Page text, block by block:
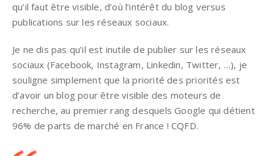
qu’il faut être visible, d’où l’intérêt du blog versus
publications sur les réseaux sociaux.
Je ne dis pas qu’il est inutile de publier sur les réseaux
sociaux (Facebook, Instagram, Linkedin, Twitter, …), je
souligne simplement que la priorité des priorités est
d’avoir un blog pour être visible des moteurs de
recherche, au premier rang desquels Google qui détient
96% de parts de marché en France ! CQFD.